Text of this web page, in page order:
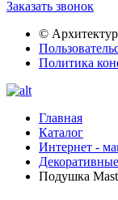
Заказать звонок
©
Политика
Главная
Каталог
Интернет -
Подушка